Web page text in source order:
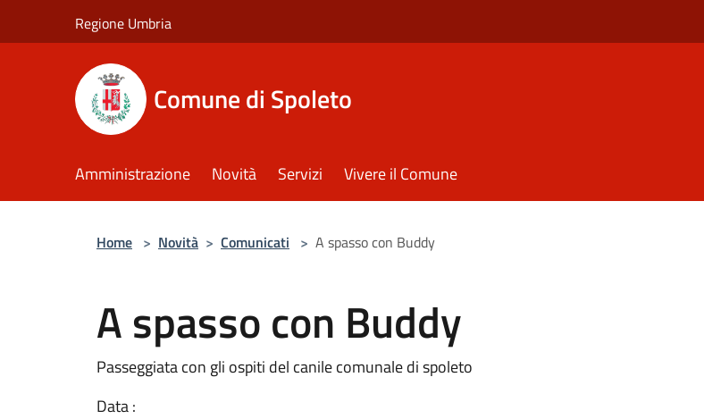
Regione Umbria
Comune di Spoleto
Amministrazione Novità Servizi Vivere il Comune
Home > Novità > Comunicati > A spasso con Buddy
A spasso con Buddy
Passeggiata con gli ospiti del canile comunale di spoleto
Data :